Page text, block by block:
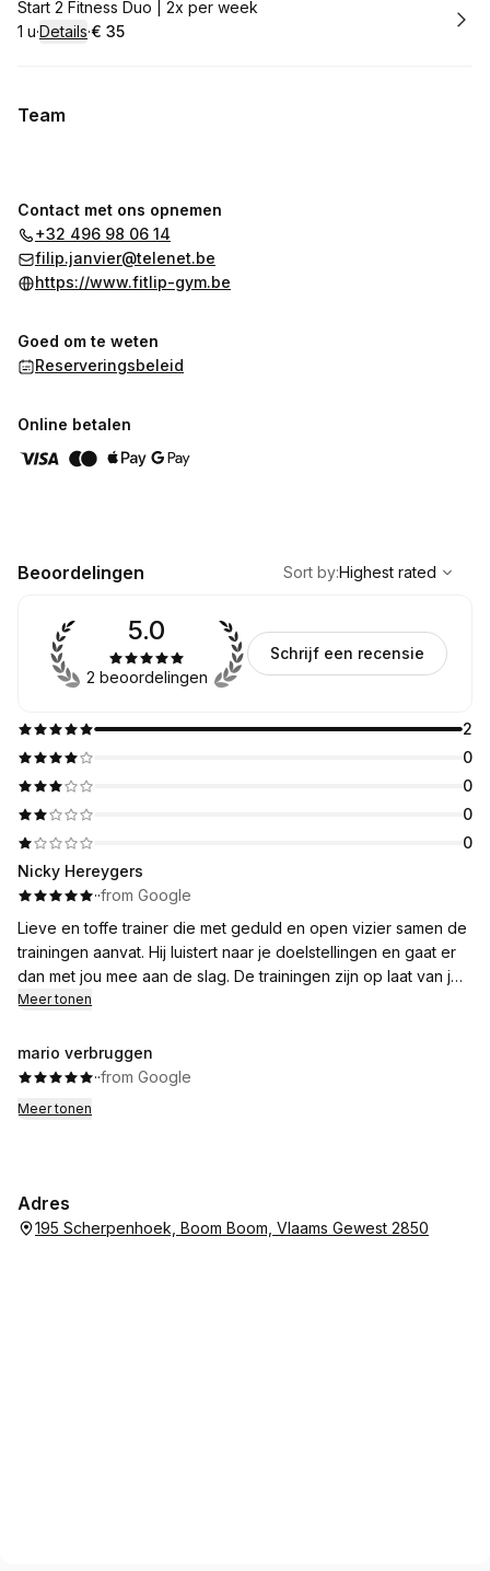
Boek
Start 2 Fitness Duo | 2x per week
. Duur:
1 u·Details·
.Prijs:
€ 35
Team
Contact met ons opnemen
+32 496 98 06 14
filip.janvier@telenet.be
https://www.fitlip-gym.be
Goed om te weten
Reserveringsbeleid
Online betalen
Beoordelingen
Highest rated
Sort by:Highest rated
2
0
0
0
0
5.0
2 beoordelingen
Schrijf een recensie
Nicky Hereygers
··from Google
Lieve en toffe trainer die met geduld en open vizier samen de
trainingen aanvat. Hij luistert naar je doelstellingen en gaat er
dan met jou mee aan de slag. De trainingen zijn op laat van je
eigen lichaam en bouwen dan gradueel op. Hij is steeds
goed gezind. Train er nu een aantal weken en amuseer me er
enorm!!
Meer tonen
mario verbruggen
··from Google
Meer tonen
Adres
195 Scherpenhoek, Boom Boom, Vlaams Gewest 2850